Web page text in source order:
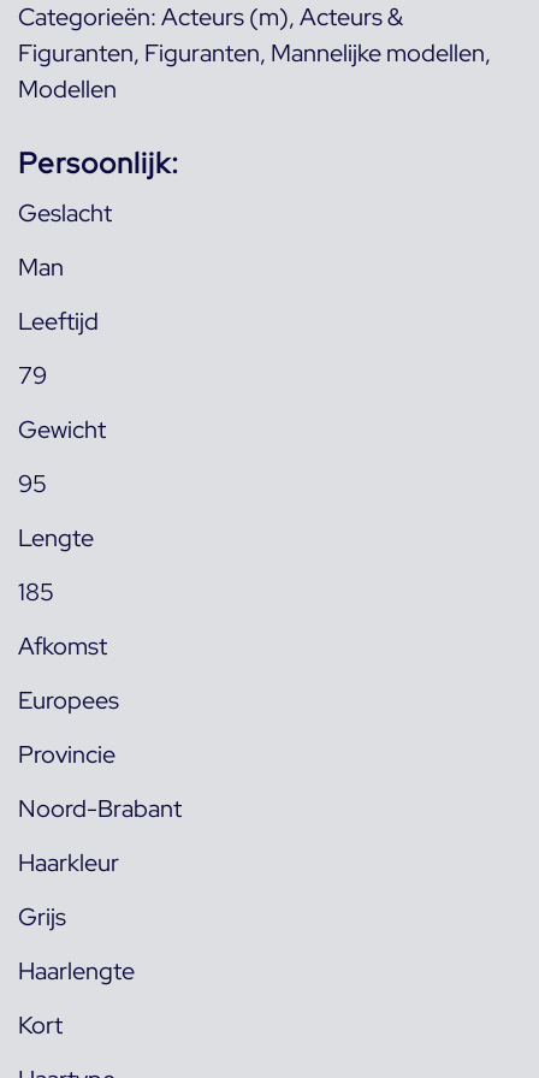
Categorieën:Acteurs (m),Acteurs &
Figuranten, Figuranten, Mannelijke modellen,
Modellen
Persoonlijk:
Geslacht
Man
Leeftijd
79
Gewicht
95
Lengte
185
Afkomst
Europees
Provincie
Noord-Brabant
Haarkleur
Grijs
Haarlengte
Kort